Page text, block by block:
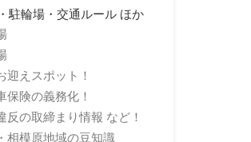
駐輪場・交通ルール ほか
迎えスポット！
保険の義務化！
反の取締まり情報 など！
相模原地域の豆知識